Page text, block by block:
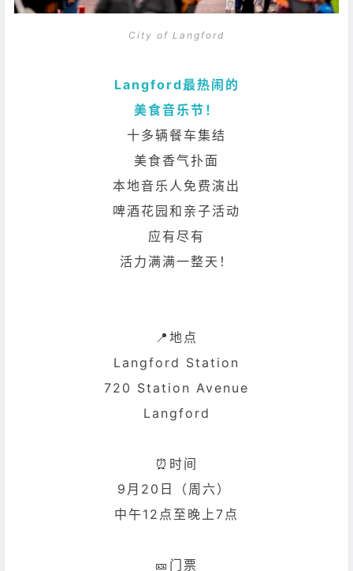
City of Langford
Langford最热闹的
美食音乐节！
十多辆餐车集结
美食香气扑面
本地音乐人免费演出
啤酒花园和亲子活动
应有尽有
活力满满一整天！
📍地点
Langford Station
720 Station Avenue
Langford
⏰时间
9月20日（周六）
中午12点至晚上7点
🎫门票